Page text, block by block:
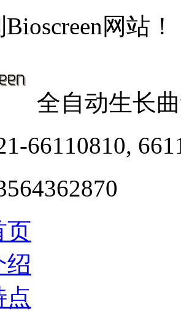
网站！
全自动生长
66110810,
页
绍
点